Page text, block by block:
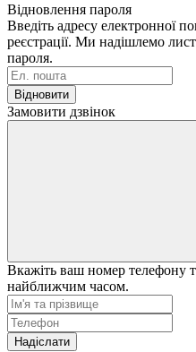
Відновлення пароля
Введіть адресу електронної
реєстрації. Ми надішлемо
пароля.
Відновити
Замовити дзвінок
Вкажіть ваш номер телефону
найближчим часом.
Надіслати